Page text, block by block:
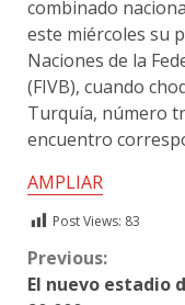
combinado
este miércoles su
Naciones de la
(FIVB), cuando
Turquía, número
encuentro
AMPLIAR
Post Views: 83
Continue
Previous:
El nuevo estadio